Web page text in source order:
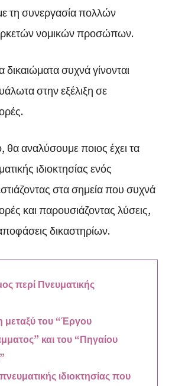
τη συνεργασία πολλών
νομικών προσώπων.
δικαιώματα συχνά γίνονται
στην εξέλιξη σε
αναλύσουμε ποιος έχει τα
ιδιοκτησίας ενός
στα σημεία που συχνά
και παρουσιάζοντας λύσεις,
δικαστηρίων.
περί Πνευματικής
μεταξύ του “Έργου
και του “Πηγαίου
ιδιοκτησίας που